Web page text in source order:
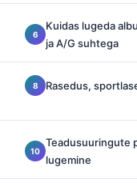
Kuidas lugeda
ja A/G suhtega
Rasedus,
Teadusuuringute
lugemine